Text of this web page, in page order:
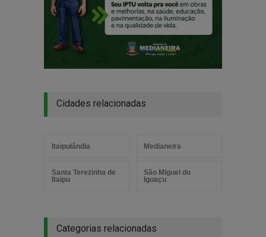
Cidades relacionadas
Itaipulândia Medianeira
Santa Terezinha de
Itaipu
São Miguel do
Iguaçu
Categorias relacionadas